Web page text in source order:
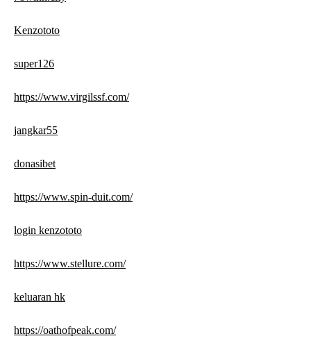
Kenzototo
super126
https://www.virgilssf.com/
jangkar55
donasibet
https://www.spin-duit.com/
login kenzototo
https://www.stellure.com/
keluaran hk
https://oathofpeak.com/